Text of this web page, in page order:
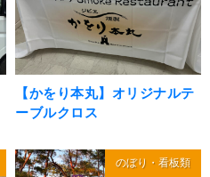
【かをり本丸】オリジナルテ
ーブルクロス
のぼり・看板類